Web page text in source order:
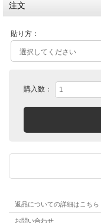
注文
貼り方：
購入数：
返品についての詳細はこちら
お問い合わせ